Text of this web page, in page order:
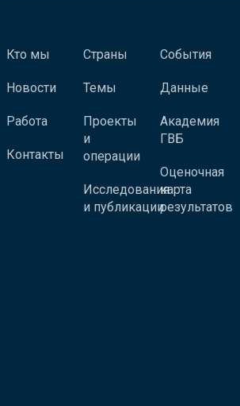
Кто мы
Новости
Работа
Контакты
Страны
Темы
Проекты
и
операции
Исследования
и публикации
События
Данные
Академия
ГВБ
Оценочная
карта
результатов